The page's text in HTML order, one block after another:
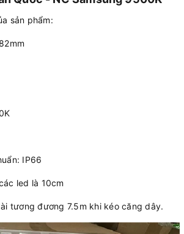
sản phẩm:
IP66
led là 10cm
tương đương 7.5m khi kéo căng dây.